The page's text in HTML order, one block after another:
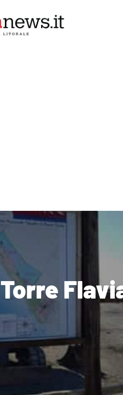
Torre